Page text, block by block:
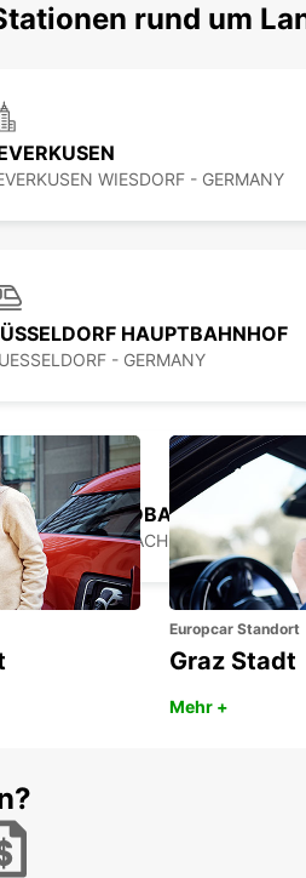
rund um
WIESDORF - GERMANY
HAUPTBAHNHOF
- GERMANY
GLADBACH
GLADBACH - GERMANY
Europcar Standort
Graz Stadt
Mehr +